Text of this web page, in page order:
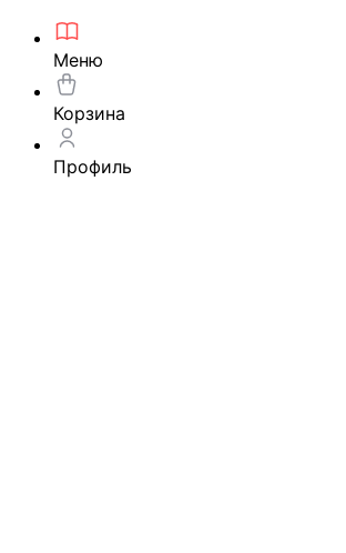
Меню
Корзина
Профиль